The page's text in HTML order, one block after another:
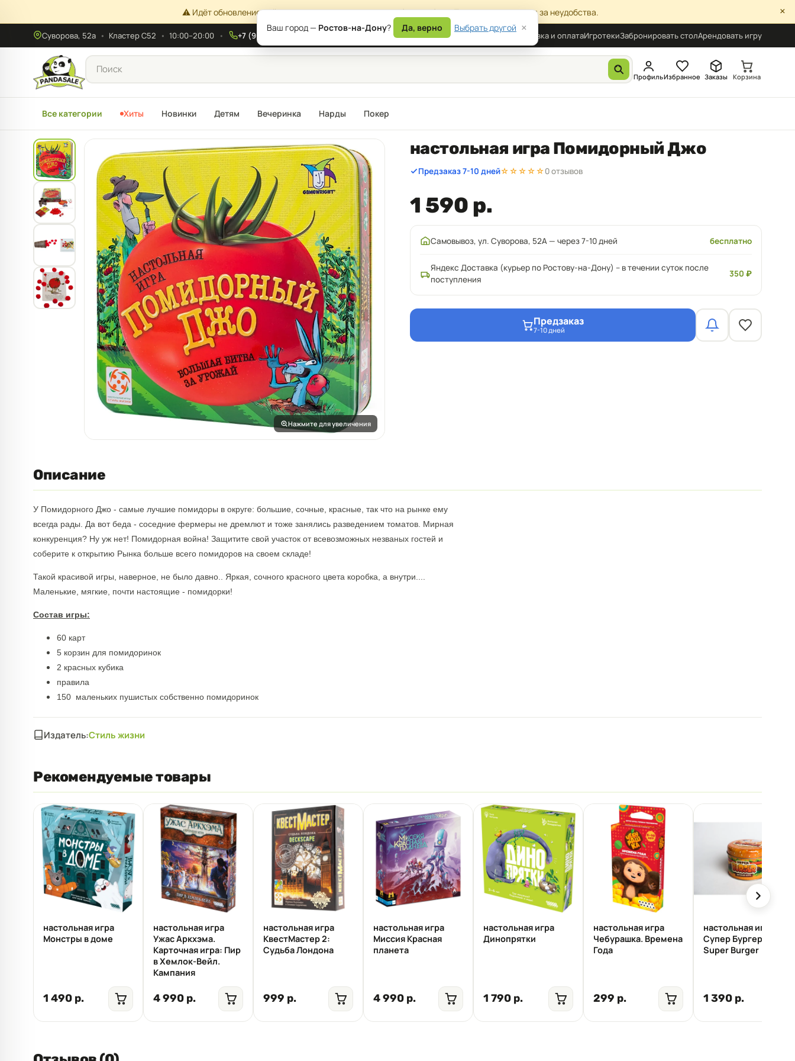
⚠️ Идёт обновление сайта — возможны временные ошибки в работе. Приносим извинения за неудобства. ×
Суворова, 52а • Кластер С52 • 10:00–20:00 +7 (908) 177-87-17 Доставка и оплатаИгротекиЗабронировать столАрендовать игру
ПрофильИзбранное Заказы Корзина
Все категории Хиты Новинки Детям Вечеринка Нарды Покер
Нажмите для увеличения
настольная игра Помидорный Джо
Предзаказ 7-10 дней☆☆☆☆☆0 отзывов
1 590 р.
Самовывоз, ул. Суворова, 52А — через 7-10 дней бесплатно
Яндекс Доставка (курьер по Ростову-на-Дону) – в течении суток после
поступления
350 ₽
Предзаказ
7-10 дней
Описание
У Помидорного Джо - самые лучшие помидоры в округе: большие, сочные, красные, так что на рынке ему
всегда рады. Да вот беда - соседние фермеры не дремлют и тоже занялись разведением томатов. Мирная
конкуренция? Ну уж нет! Помидорная война! Защитите свой участок от всевозможных незваных гостей и
соберите к открытию Рынка больше всего помидоров на своем складе!
Такой красивой игры, наверное, не было давно.. Яркая, сочного красного цвета коробка, а внутри....
Маленькие, мягкие, почти настоящие - помидорки!
Состав игры:
60 карт
5 корзин для помидоринок
2 красных кубика
правила
150 маленьких пушистых собственно помидоринок
Издатель:Стиль жизни
Рекомендуемые товары
настольная игра
Монстры в доме
1 490 р.
настольная игра
Ужас Аркхэма.
Карточная игра: Пир
в Хемлок-Вейл.
Кампания
4 990 р.
настольная игра
КвестМастер 2:
Судьба Лондона
999 р.
настольная игра
Миссия Красная
планета
4 990 р.
настольная игра
Динопрятки
1 790 р.
настольная игра
Чебурашка. Времена
Года
299 р.
настольная игра
Супер Бургер /
Super Burger
1 390 р.
Ваш город — Ростов-на-Дону? Да, верно Выбрать другой ×